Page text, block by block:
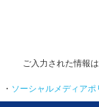
ご入力された情報
・ ソーシャルメディアポ